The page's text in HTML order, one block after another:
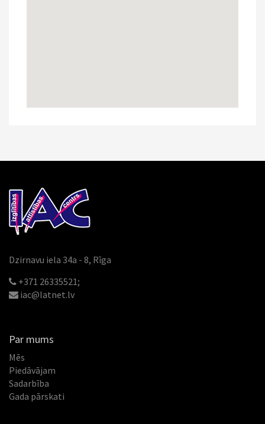
Dzirnavu iela 34a - 8, Rīga
+371 26335521;
iac@latnet.lv
Par mums
Mēs
Piedāvājam
Sadarbība
Gada pārskati